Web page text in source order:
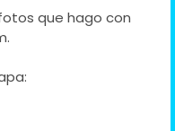
que hago con